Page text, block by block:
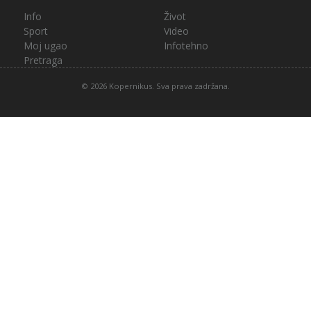
Info
Život
Sport
Video
Moj ugao
Infotehno
Pretraga
© 2026 Kopernikus. Sva prava zadržana.